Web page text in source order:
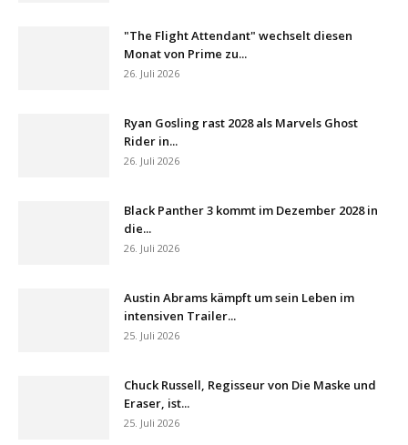
"The Flight Attendant" wechselt diesen
Monat von Prime zu...
26. Juli 2026
Ryan Gosling rast 2028 als Marvels Ghost
Rider in...
26. Juli 2026
Black Panther 3 kommt im Dezember 2028 in
die...
26. Juli 2026
Austin Abrams kämpft um sein Leben im
intensiven Trailer...
25. Juli 2026
Chuck Russell, Regisseur von Die Maske und
Eraser, ist...
25. Juli 2026